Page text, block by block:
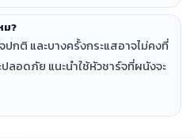
ม?
ปกติ และบางครั้งกระแสอาจไม่คงที่
ลอดภัย แนะนำใช้หัวชาร์จที่ผนังจะ